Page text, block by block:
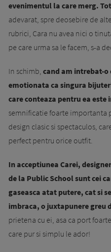
evenimentul la care merg.
adevarat, spre deosebire de
rubrici, Cara nu avea nici o
pe care urma sa le facem, s-a
In schimb, cand am intrebat-
emotionata ca singura
care conteaza pentru ea este
semnificatie foarte importanta
design clasic si spectaculos,
perfect pentru orice outfit.
In acceptiunea Carei,
de la Public School sunt cei
gaseasca atat putere, cat si
imbraca, o juxtapunere greu
prietena cu ei, asa ca port
care pur si simplu le ador!